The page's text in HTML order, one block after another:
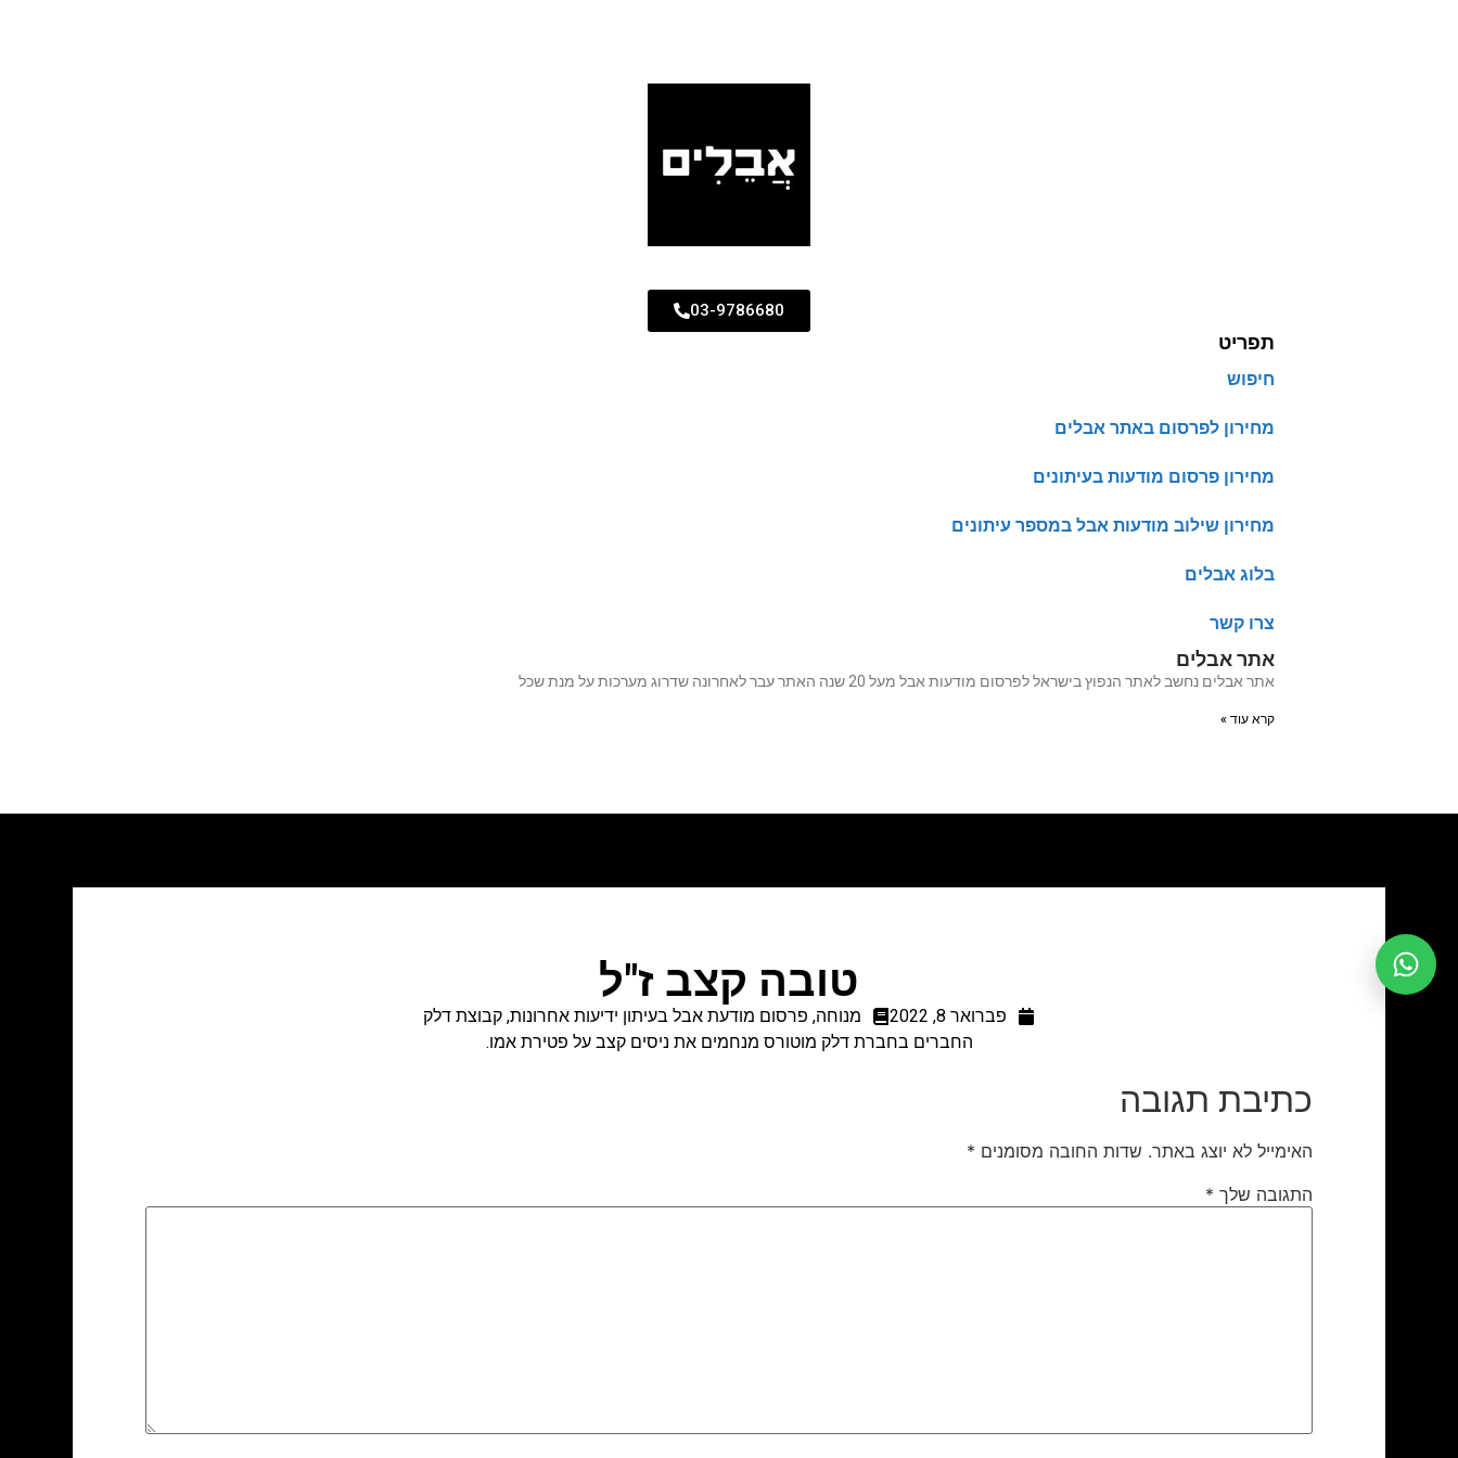
03-9786680
תפריט
חיפוש
מחירון לפרסום באתר אבלים
מחירון פרסום מודעות בעיתונים
מחירון שילוב מודעות אבל במספר עיתונים
בלוג אבלים
צרו קשר
אתר אבלים
אתר אבלים נחשב לאתר הנפוץ בישראל לפרסום מודעות אבל מעל 20 שנה האתר עבר לאחרונה שדרוג מערכות על מנת שכל
קרא עוד »
טובה קצב ז"ל
פברואר 8, 2022 מנוחה, פרסום מודעת אבל בעיתון ידיעות אחרונות, קבוצת דלק
החברים בחברת דלק מוטורס מנחמים את ניסים קצב על פטירת אמו.
כתיבת תגובה
האימייל לא יוצג באתר. שדות החובה מסומנים *
התגובה שלך *